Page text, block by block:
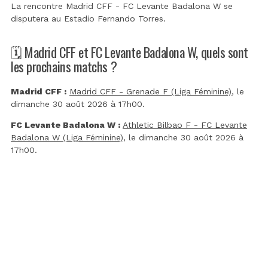
La rencontre Madrid CFF - FC Levante Badalona W se
disputera au Estadio Fernando Torres.
🗓️ Madrid CFF et FC Levante Badalona W, quels sont
les prochains matchs ?
Madrid CFF : Madrid CFF - Grenade F (Liga Féminine), le
dimanche 30 août 2026 à 17h00.
FC Levante Badalona W : Athletic Bilbao F - FC Levante
Badalona W (Liga Féminine), le dimanche 30 août 2026 à
17h00.